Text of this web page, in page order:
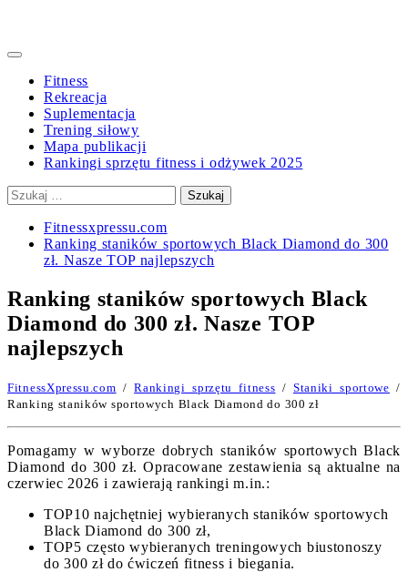
Primary
Fitness
Rekreacja
Suplementacja
Trening siłowy
Mapa publikacji
Rankingi sprzętu fitness i odżywek 2025
Szukaj:
Fitnessxpressu.com
Ranking staników sportowych Black Diamond do 300
zł. Nasze TOP najlepszych
Ranking staników sportowych Black
Diamond do 300 zł. Nasze TOP
najlepszych
FitnessXpressu.com /Rankingi sprzętu fitness / Staniki sportowe /
Ranking staników sportowych Black Diamond do 300 zł
Pomagamy w wyborze dobrych staników sportowych Black
Diamond do 300 zł. Opracowane zestawienia są aktualne na
czerwiec 2026 i zawierają rankingi m.in.:
TOP10 najchętniej wybieranych staników sportowych
Black Diamond do 300 zł,
TOP5 często wybieranych treningowych biustonoszy
do 300 zł do ćwiczeń fitness i biegania.